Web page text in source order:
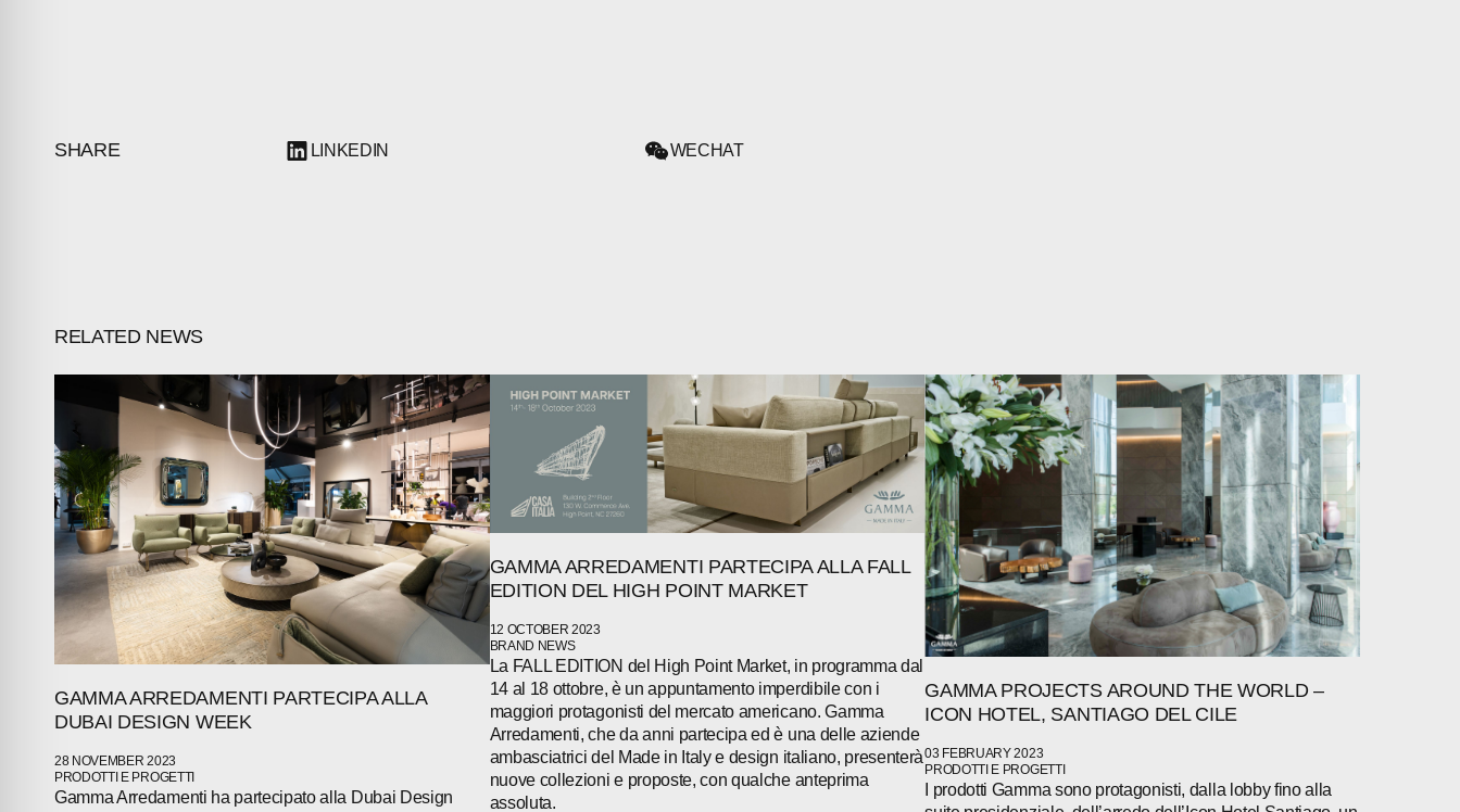
ABOUT
INVESTORS
CONTACTS
WECHAT
LINKEDIN
SHARE LINKEDIN WECHAT
RELATED NEWS
GAMMA ARREDAMENTI PARTECIPA ALLA
DUBAI DESIGN WEEK
28 NOVEMBER 2023
PRODOTTI E PROGETTI
Gamma Arredamenti ha partecipato alla Dubai Design
GAMMA ARREDAMENTI PARTECIPA ALLA FALL
EDITION DEL HIGH POINT MARKET
12 OCTOBER 2023
BRAND NEWS
La FALL EDITION del High Point Market, in programma dal
14 al 18 ottobre, è un appuntamento imperdibile con i
maggiori protagonisti del mercato americano. Gamma
Arredamenti, che da anni partecipa ed è una delle aziende
ambasciatrici del Made in Italy e design italiano, presenterà
nuove collezioni e proposte, con qualche anteprima
assoluta.
GAMMA PROJECTS AROUND THE WORLD –
ICON HOTEL, SANTIAGO DEL CILE
03 FEBRUARY 2023
PRODOTTI E PROGETTI
I prodotti Gamma sono protagonisti, dalla lobby fino alla